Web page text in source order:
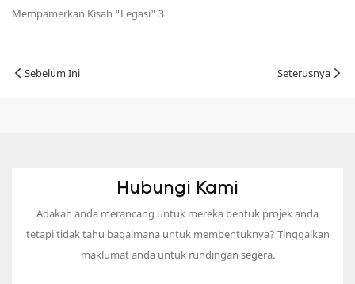
Sebelum Ini Seterusnya
Hubungi Kami
Adakah anda merancang untuk mereka bentuk projek anda
tetapi tidak tahu bagaimana untuk membentuknya? Tinggalkan
maklumat anda untuk rundingan segera.